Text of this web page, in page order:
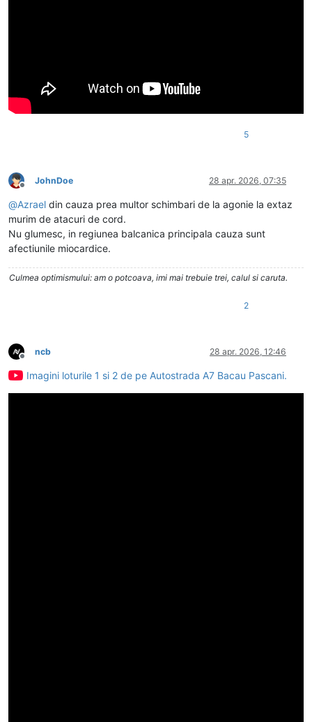
5
Deconectat
JohnDoe 28 apr. 2026, 07:35
@Azrael din cauza prea multor schimbari de la agonie la extaz
murim de atacuri de cord.
Nu glumesc, in regiunea balcanica principala cauza sunt
afectiunile miocardice.
Culmea optimismului: am o potcoava, imi mai trebuie trei, calul si caruta.
2
Deconectat
ncb 28 apr. 2026, 12:46
Imagini loturile 1 si 2 de pe Autostrada A7 Bacau Pascani.